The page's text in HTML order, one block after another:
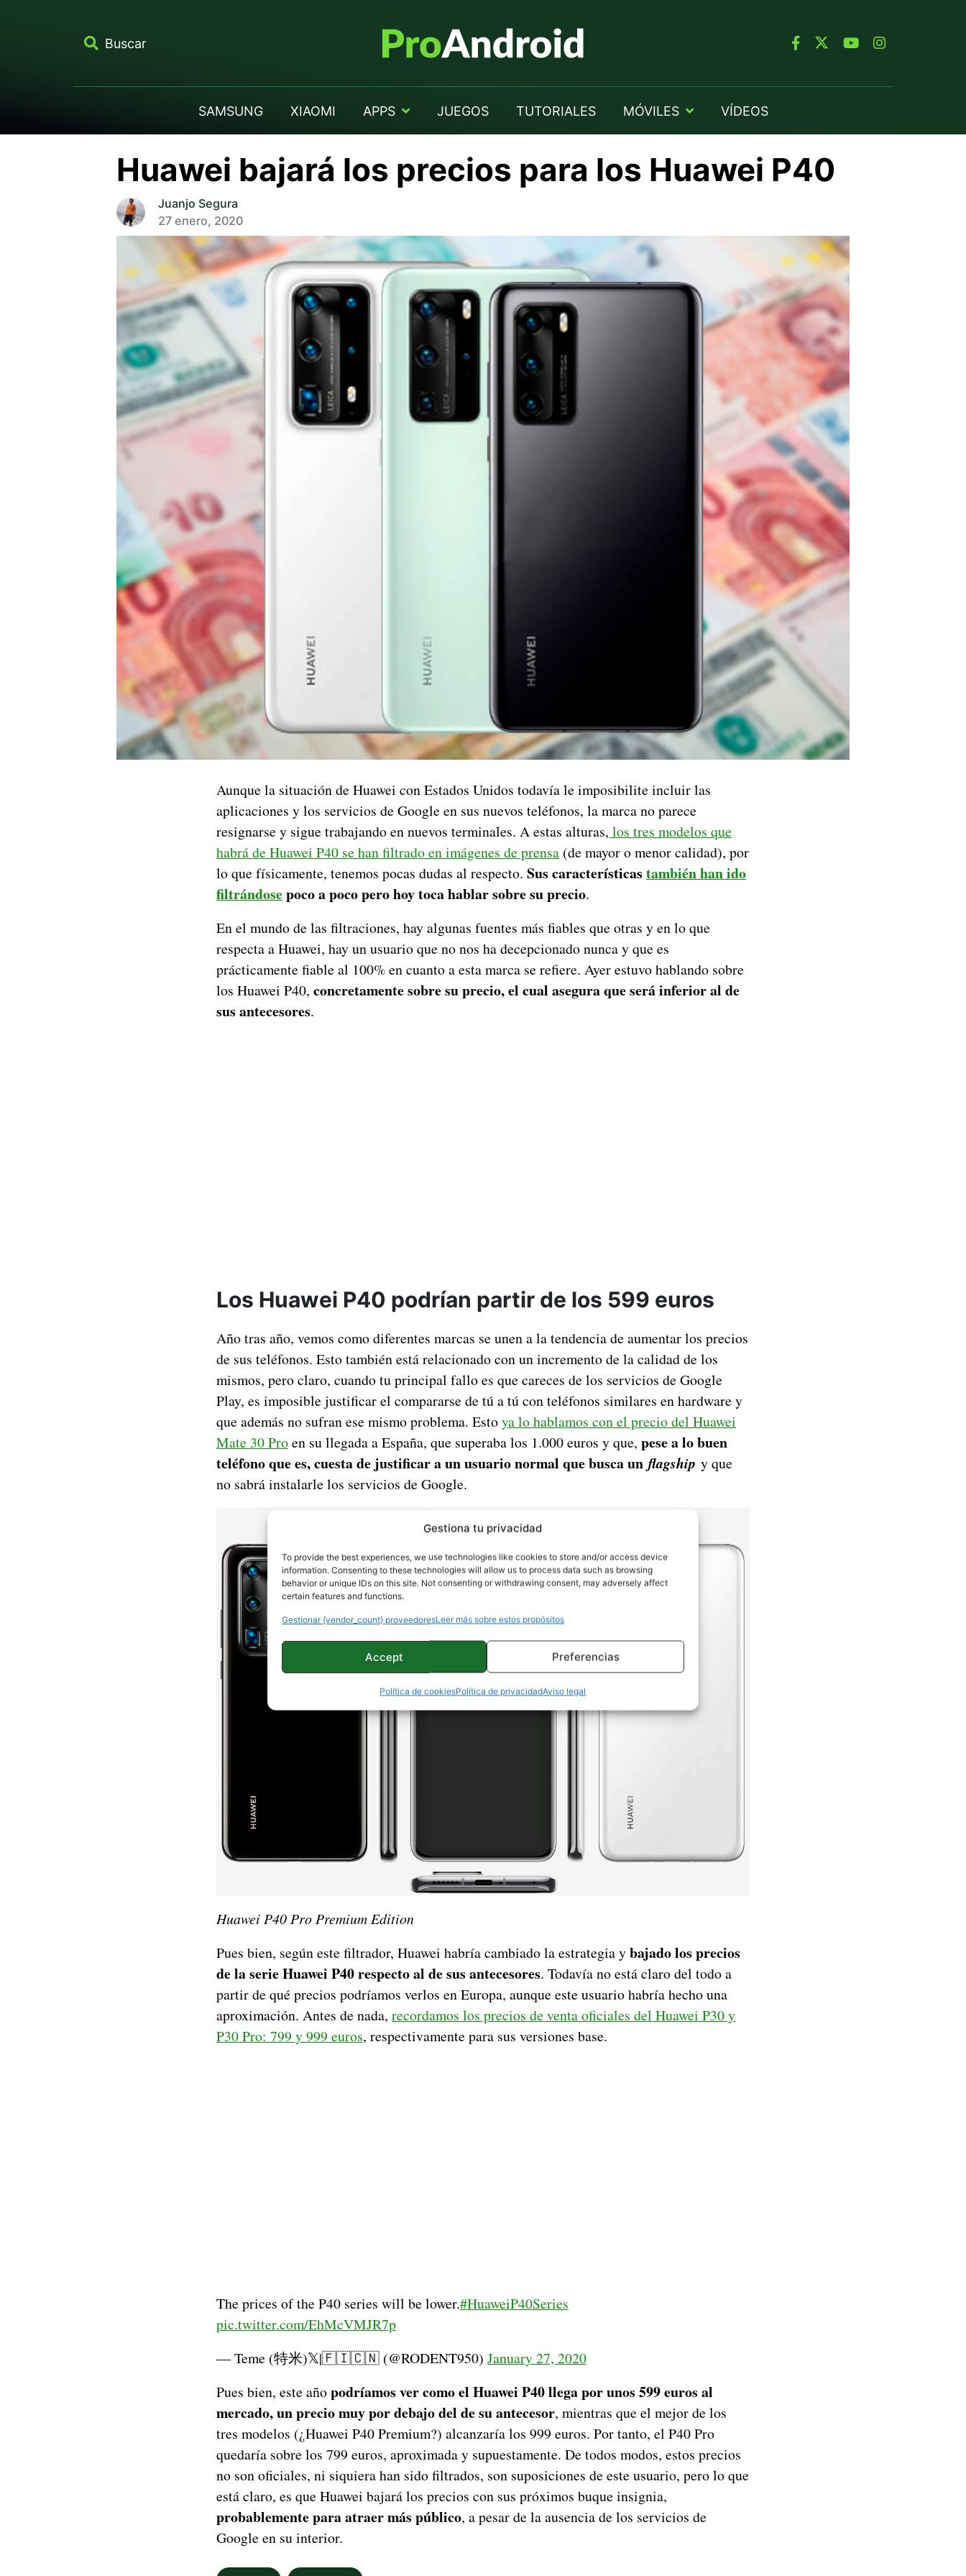
Gestiona tu privacidad
To provide the best experiences, we use technologies like cookies to store and/or access device
information. Consenting to these technologies will allow us to process data such as browsing
behavior or unique IDs on this site. Not consenting or withdrawing consent, may adversely affect
certain features and functions.
Gestionar {vendor_count} proveedoresLeer más sobre estos propósitos
Accept Preferencias
Política de cookiesPolítica de privacidadAviso legal
Buscar
SAMSUNG XIAOMI APPS JUEGOS TUTORIALES MÓVILES VÍDEOS
Huawei bajará los precios para los Huawei P40
Juanjo Segura
27 enero, 2020
Aunque la situación de Huawei con Estados Unidos todavía le imposibilite incluir las
aplicaciones y los servicios de Google en sus nuevos teléfonos, la marca no parece
resignarse y sigue trabajando en nuevos terminales. A estas alturas, los tres modelos que
habrá de Huawei P40 se han filtrado en imágenes de prensa (de mayor o menor calidad), por
lo que físicamente, tenemos pocas dudas al respecto. Sus características también han ido
filtrándosepoco a poco pero hoy toca hablar sobre su precio.
En el mundo de las filtraciones, hay algunas fuentes más fiables que otras y en lo que
respecta a Huawei, hay un usuario que no nos ha decepcionado nunca y que es
prácticamente fiable al 100% en cuanto a esta marca se refiere. Ayer estuvo hablando sobre
los Huawei P40, concretamente sobre su precio, el cual asegura que será inferior al de
sus antecesores.
Los Huawei P40 podrían partir de los 599 euros
Año tras año, vemos como diferentes marcas se unen a la tendencia de aumentar los precios
de sus teléfonos. Esto también está relacionado con un incremento de la calidad de los
mismos, pero claro, cuando tu principal fallo es que careces de los servicios de Google
Play, es imposible justificar el compararse de tú a tú con teléfonos similares en hardware y
que además no sufran ese mismo problema. Estoya lo hablamos con el precio del Huawei
Mate 30 Proen su llegada a España, que superaba los 1.000 euros y que, pese a lo buen
teléfono que es, cuesta de justificar a un usuario normal que busca un flagship y que
no sabrá instalarle los servicios de Google.
Huawei P40 Pro Premium Edition
Pues bien, según este filtrador, Huawei habría cambiado la estrategia ybajado los precios
de la serie Huawei P40 respecto al de sus antecesores. Todavía no está claro del todo a
partir de qué precios podríamos verlos en Europa, aunque este usuario habría hecho una
aproximación. Antes de nada, recordamos los precios de venta oficiales del Huawei P30 y
P30 Pro: 799 y 999 euros, respectivamente para sus versiones base.
The prices of the P40 series will be lower.#HuaweiP40Series
pic.twitter.com/EhMcVMJR7p
— Teme (特米)𝕏|🇫🇮🇨🇳 (@RODENT950) January 27, 2020
Pues bien, este añopodríamos ver como el Huawei P40 llega por unos 599 euros al
mercado, un precio muy por debajo del de su antecesor, mientras que el mejor de los
tres modelos (¿Huawei P40 Premium?) alcanzaría los 999 euros. Por tanto, el P40 Pro
quedaría sobre los 799 euros, aproximada y supuestamente. De todos modos, estos precios
no son oficiales, ni siquiera han sido filtrados, son suposiciones de este usuario, pero lo que
está claro, es que Huawei bajará los precios con sus próximos buque insignia,
probablemente para atraer más público, a pesar de la ausencia de los servicios de
Google en su interior.